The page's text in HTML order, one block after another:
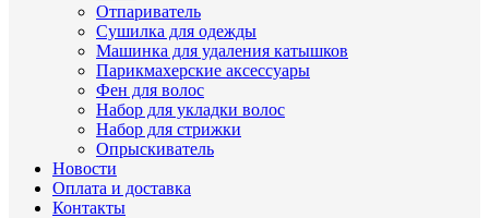
Отпариватель
Сушилка для одежды
Машинка для удаления катышков
Парикмахерские аксессуары
Фен для волос
Набор для укладки волос
Набор для стрижки
Опрыскиватель
Новости
Оплата и доставка
Контакты